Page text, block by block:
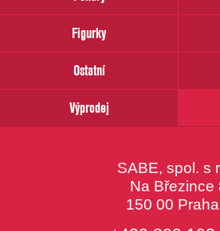
email
Figurky
Ostatní
Výprodej
SABE, spol. s
Na Březince
150 00